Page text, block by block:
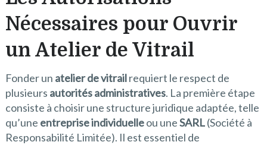
Nécessaires pour Ouvrir
un Atelier de Vitrail
Fonder un atelier de vitrailrequiert le respect de
plusieurs autorités administratives. La première étape
consiste à choisir une structure juridique adaptée, telle
qu’une entreprise individuelleou uneSARL(Société à
Responsabilité Limitée). Il est essentiel de